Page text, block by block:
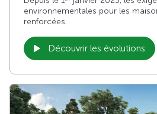
environnementales pour les
renforcées.
Découvrir les évolutions